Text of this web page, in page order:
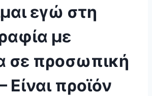
εγώ στη
με
σε προσωπική
Είναι προϊόν